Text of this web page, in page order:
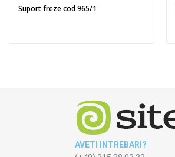
Suport freze cod 965/1
AVETI INTREBARI?